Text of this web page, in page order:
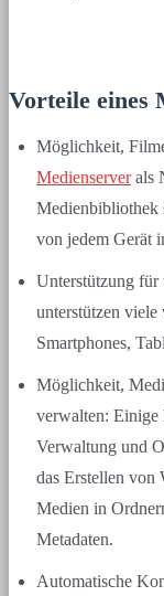
Vorteile eines
Möglichkeit,
Medienserverals
Medienbibliothek
von jedem Gerät
Unterstützung für
unterstützen viele
Smartphones,
Möglichkeit,
verwalten: Einige
Verwaltung und
das Erstellen von
Medien in
Metadaten.
Automatische